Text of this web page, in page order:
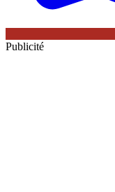
Publicité